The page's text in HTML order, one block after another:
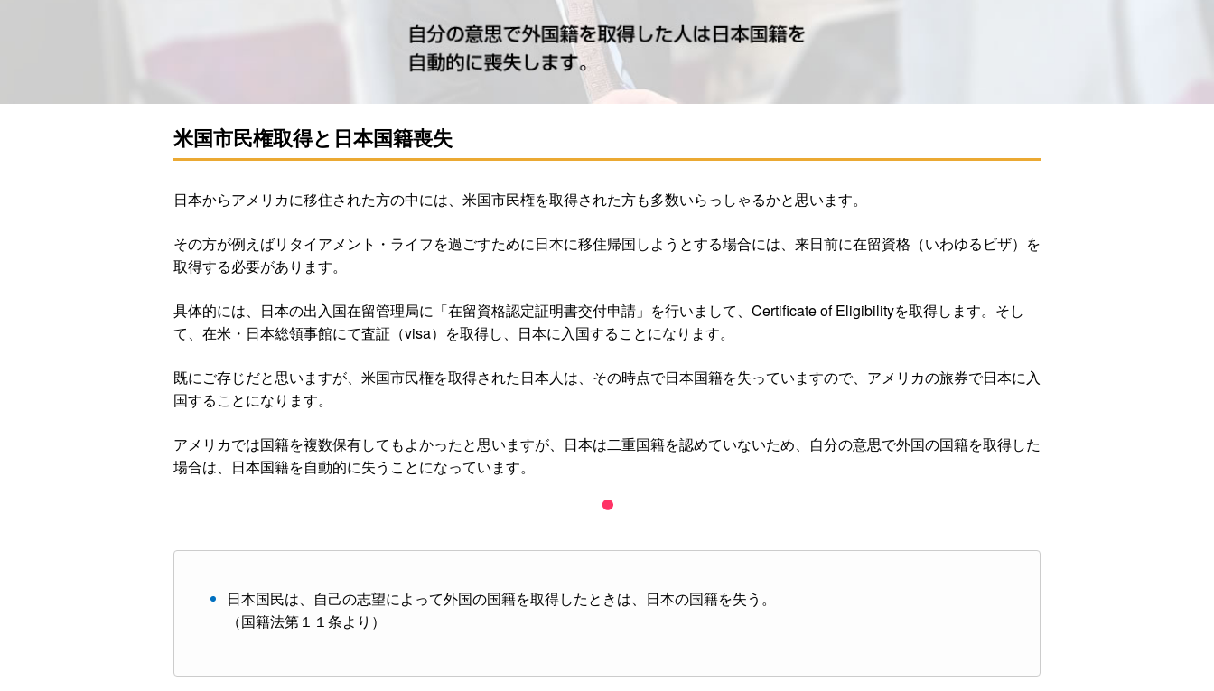
米国市民権取得と日本国籍喪失
日本からアメリカに移住された方の中には、米国市民権を取得された方も多数いらっしゃるかと思います。
その方が例えばリタイアメント・ライフを過ごすために日本に移住帰国しようとする場合には、来日前に在留資格（いわゆるビザ）を
取得する必要があります。
具体的には、日本の出入国在留管理局に「在留資格認定証明書交付申請」を行いまして、Certificate of Eligibilityを取得します。そし
て、在米・日本総領事館にて査証（visa）を取得し、日本に入国することになります。
既にご存じだと思いますが、米国市民権を取得された日本人は、その時点で日本国籍を失っていますので、アメリカの旅券で日本に入
国することになります。
アメリカでは国籍を複数保有してもよかったと思いますが、日本は二重国籍を認めていないため、自分の意思で外国の国籍を取得した
場合は、日本国籍を自動的に失うことになっています。
日本国民は、自己の志望によって外国の国籍を取得したときは、日本の国籍を失う。
（国籍法第１１条より）